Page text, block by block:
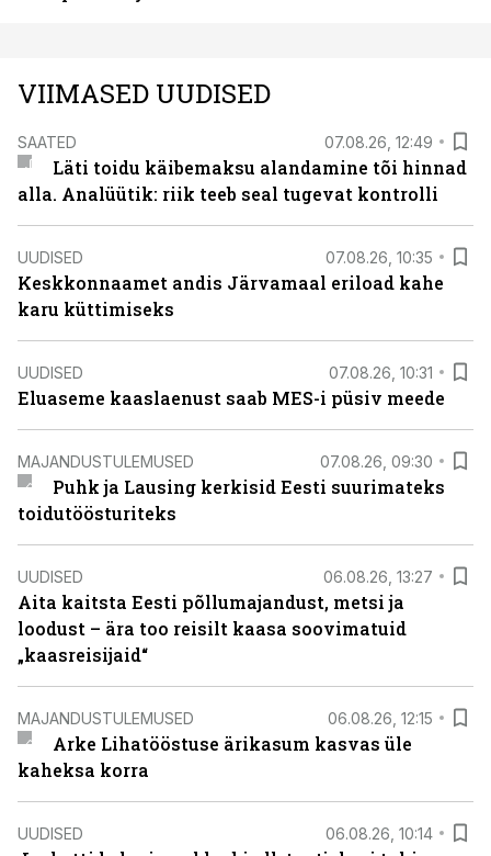
VIIMASED UUDISED
SAATED 07.08.26, 12:49
Läti toidu käibemaksu alandamine tõi hinnad
alla. Analüütik: riik teeb seal tugevat kontrolli
UUDISED 07.08.26, 10:35
Keskkonnaamet andis Järvamaal eriload kahe
karu küttimiseks
UUDISED 07.08.26, 10:31
Eluaseme kaaslaenust saab MES-i püsiv meede
MAJANDUSTULEMUSED 07.08.26, 09:30
Puhk ja Lausing kerkisid Eesti suurimateks
toidutöösturiteks
UUDISED 06.08.26, 13:27
Aita kaitsta Eesti põllumajandust, metsi ja
loodust – ära too reisilt kaasa soovimatuid
„kaasreisijaid“
MAJANDUSTULEMUSED 06.08.26, 12:15
Arke Lihatööstuse ärikasum kasvas üle
kaheksa korra
UUDISED 06.08.26, 10:14